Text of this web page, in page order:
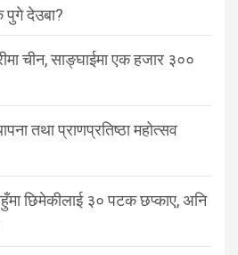
देउबा?
चीन, साङ्घाईमा एक हजार ३००
तथा प्राणप्रतिष्ठा महोत्सव
छिमेकीलाई ३० पटक छप्काए, अनि